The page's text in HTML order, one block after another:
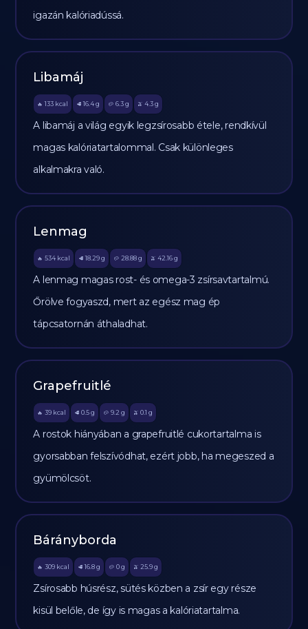
igazán kalóriadússá.
Libamáj
🔥 133 kcal 🥩 16.4 g 🥔 6.3g 🫒 4.3 g
A libamáj a világ egyik legzsírosabb étele, rendkívül
magas kalóriatartalommal. Csak különleges
alkalmakra való.
Lenmag
🔥 534 kcal 🥩 18.29 g 🥔 28.88g 🫒 42.16 g
A lenmag magas rost- és omega-3 zsírsavtartalmú.
Őrölve fogyaszd, mert az egész mag ép
tápcsatornán áthaladhat.
Grapefruitlé
🔥 39 kcal 🥩 0.5 g 🥔 9.2 g 🫒 0.1 g
A rostok hiányában a grapefruitlé cukortartalma is
gyorsabban felszívódhat, ezért jobb, ha megeszed a
gyümölcsöt.
Bárányborda
🔥 309 kcal 🥩 16.8 g 🥔 0g 🫒 25.9 g
Zsírosabb húsrész, sütés közben a zsír egy része
kisül belőle, de így is magas a kalóriatartalma.